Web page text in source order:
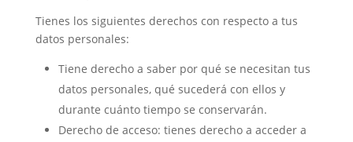
Tienes los siguientes derechos con respecto a tus
datos personales:
Tiene derecho a saber por qué se necesitan tus
datos personales, qué sucederá con ellos y
durante cuánto tiempo se conservarán.
Derecho de acceso: tienes derecho a acceder a